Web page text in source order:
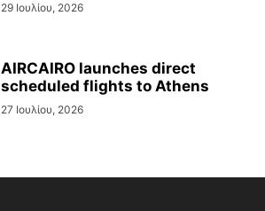
29 Ιουλίου, 2026
AIRCAIRO launches direct
scheduled flights to Athens
27 Ιουλίου, 2026